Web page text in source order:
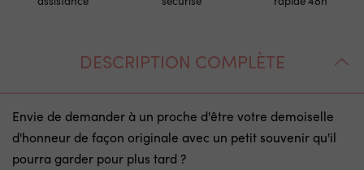
DESCRIPTION COMPLÈTE
Envie de demander à un proche d'être votre demoiselle
d'honneur de façon originale avec un petit souvenir qu'il
pourra garder pour plus tard ?